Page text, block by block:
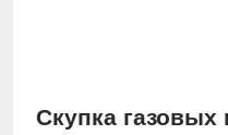
Скупка